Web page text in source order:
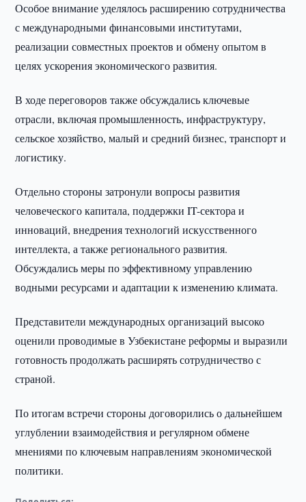
Особое внимание уделялось расширению сотрудничества
с международными финансовыми институтами,
реализации совместных проектов и обмену опытом в
целях ускорения экономического развития.
В ходе переговоров также обсуждались ключевые
отрасли, включая промышленность, инфраструктуру,
сельское хозяйство, малый и средний бизнес, транспорт и
логистику.
Отдельно стороны затронули вопросы развития
человеческого капитала, поддержки IT-сектора и
инноваций, внедрения технологий искусственного
интеллекта, а также регионального развития.
Обсуждались меры по эффективному управлению
водными ресурсами и адаптации к изменению климата.
Представители международных организаций высоко
оценили проводимые в Узбекистане реформы и выразили
готовность продолжать расширять сотрудничество с
страной.
По итогам встречи стороны договорились о дальнейшем
углублении взаимодействия и регулярном обмене
мнениями по ключевым направлениям экономической
политики.